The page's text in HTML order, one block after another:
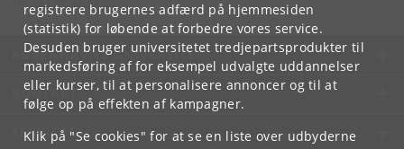
registrere brugernes adfærd på hjemmesiden
(statistik) for løbende at forbedre vores service.
Desuden bruger universitetet tredjepartsprodukter til
markedsføring af for eksempel udvalgte uddannelser
eller kurser, til at personalisere annoncer og til at
følge op på effekten af kampagner.
Klik på "Se cookies" for at se en liste over udbyderne
KØBENHAVNS UNIVERSITET
KONTAKT
SERVICES